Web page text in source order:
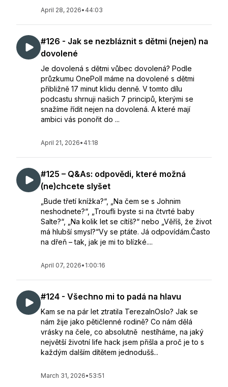
April 28, 2026• 44:03
#126 - Jak se nezbláznit s dětmi (nejen) na
dovolené
Je dovolená s dětmi vůbec dovolená? Podle
průzkumu OnePoll máme na dovolené s dětmi
přibližně 17 minut klidu denně. V tomto dílu
podcastu shrnuji našich 7 principů, kterými se
snažíme řídit nejen na dovolená. A které mají
ambici vás ponořit do ...
April 21, 2026• 41:18
#125 – Q&As: odpovědi, které možná
(ne)chcete slyšet
„Bude třetí knížka?“, „Na čem se s Johnim
neshodnete?“, „Troufli byste si na čtvrté baby
Salte?“, „Na kolik let se cítíš?“ nebo „Věříš, že život
má hlubší smysl?“Vy se ptáte. Já odpovídám.Často
na dřeň – tak, jak je mi to blízké....
April 07, 2026• 1:00:16
#124 - Všechno mi to padá na hlavu
Kam se na pár let ztratila TerezaInOslo? Jak se
nám žije jako pětičlenné rodině? Co nám dělá
vrásky na čele, co absolutně nestíháme, na jaký
největší životní life hack jsem přišla a proč je to s
každým dalším dítětem jednodušš...
March 31, 2026•53:51